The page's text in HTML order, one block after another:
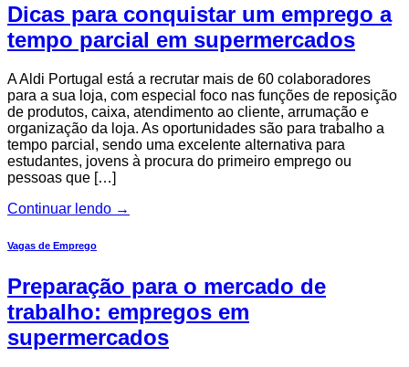
Dicas para conquistar um emprego a
tempo parcial em supermercados
A Aldi Portugal está a recrutar mais de 60 colaboradores
para a sua loja, com especial foco nas funções de reposição
de produtos, caixa, atendimento ao cliente, arrumação e
organização da loja. As oportunidades são para trabalho a
tempo parcial, sendo uma excelente alternativa para
estudantes, jovens à procura do primeiro emprego ou
pessoas que […]
Continuar lendo →
Vagas de Emprego
Preparação para o mercado de
trabalho: empregos em
supermercados